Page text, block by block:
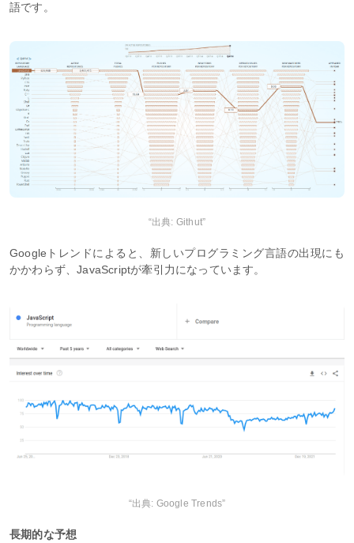
語です。
“出典: Githut”
Googleトレンドによると、新しいプログラミング言語の出現にも
かかわらず、JavaScriptが牽引力になっています。
“出典: Google Trends”
長期的な予想